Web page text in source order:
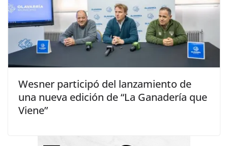
Wesner participó del lanzamiento de
una nueva edición de “La Ganadería que
Viene”